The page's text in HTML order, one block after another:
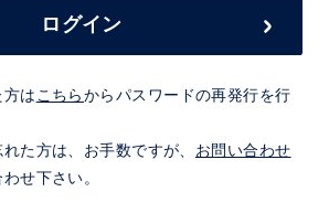
ログイン
は こちらからパスワードの再発行を行
た方は、お手数ですが、 お問い合わせ
せ下さい。